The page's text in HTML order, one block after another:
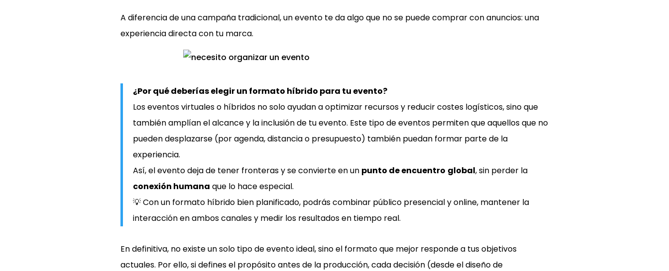
A diferencia de una campaña tradicional, un evento te da algo que no se puede comprar con anuncios: una
experiencia directa con tu marca.
¿Por qué deberías elegir un formato híbrido para tu evento?
Los eventos virtuales o híbridos no solo ayudan a optimizar recursos y reducir costes logísticos, sino que
también amplían el alcance y la inclusión de tu evento. Este tipo de eventos permiten que aquellos que no
pueden desplazarse (por agenda, distancia o presupuesto) también puedan formar parte de la
experiencia.
Así, el evento deja de tener fronteras y se convierte en un punto de encuentro global, sin perder la
conexión humana que lo hace especial.
💡 Con un formato híbrido bien planificado, podrás combinar público presencial y online, mantener la
interacción en ambos canales y medir los resultados en tiempo real.
En definitiva, no existe un solo tipo de evento ideal, sino el formato que mejor responde a tus objetivos
actuales. Por ello, si defines el propósito antes de la producción, cada decisión (desde el diseño de